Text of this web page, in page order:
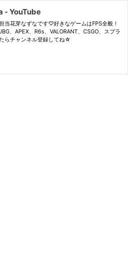
- YouTube
花芽なずなです♡好きなゲームはFPS全般！
、APEX、R6s、VALORANT、CSGO、スプラ
らチャンネル登録してね☆